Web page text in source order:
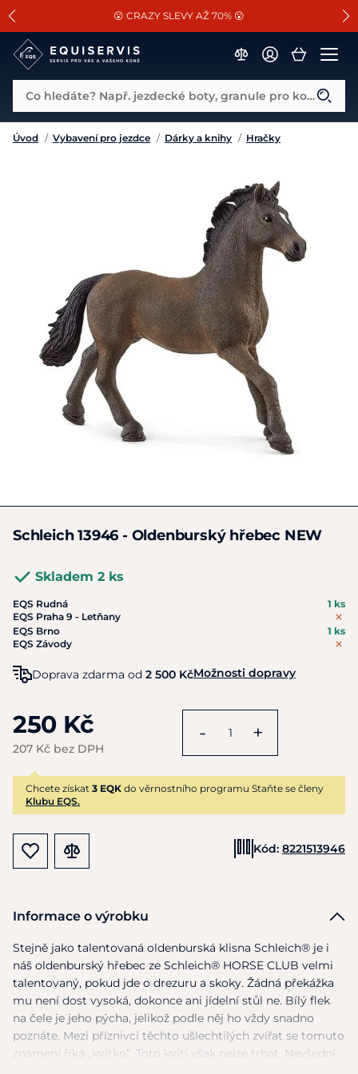
SLEVA 13% na vše od Cassini!
😮 CRAZY SLEVY AŽ 70% 😮
📐Pasování a doplňky k vybraným sedlům ZDARMA 🐴
Co hledáte? Např. jezdecké boty, granule pro koně...
Úvod / Vybavení pro jezdce / Dárky a knihy / Hračky
Schleich 13946 - Oldenburský hřebec NEW
Skladem 2 ks
EQS Rudná
1 ks
EQS Praha 9 - Letňany
EQS Brno
1 ks
EQS Závody
Doprava zdarma od 2 500 KčMožnosti dopravy
250 Kč
207 Kč bez DPH
- +
Chcete získat 3 EQK do věrnostního programu Staňte se členy
Klubu EQS.
Kód: 8221513946
Informace o výrobku
Stejně jako talentovaná oldenburská klisna Schleich® je i
náš oldenburský hřebec ze Schleich® HORSE CLUB velmi
talentovaný, pokud jde o drezuru a skoky. Žádná překážka
mu není dost vysoká, dokonce ani jídelní stůl ne. Bílý flek
na čele je jeho pýcha, jelikož podle něj ho vždy snadno
poznáte. Mezi příznivci těchto ušlechtilých zvířat se tomuto
znamení říká „kvítko“. Toto kvítí však nelze trhat. Nevšední